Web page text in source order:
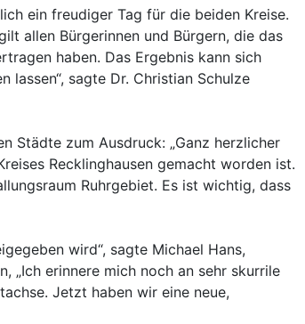
ein freudiger Tag für die beiden Kreise.
allen Bürgerinnen und Bürgern, die das
haben. Das Ergebnis kann sich
lassen“, sagte Dr. Christian Schulze
Städte zum Ausdruck: „Ganz herzlicher
Recklinghausen gemacht worden ist.
Ruhrgebiet. Es ist wichtig, dass
wird“, sagte Michael Hans,
„Ich erinnere mich noch an sehr skurrile
Jetzt haben wir eine neue,